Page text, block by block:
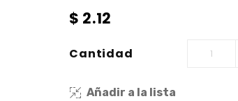
$ 2.12
Cantidad
Añadir a la lista